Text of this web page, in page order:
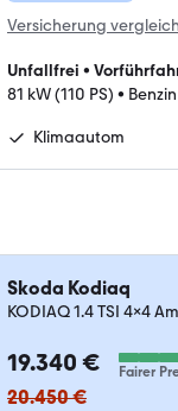
Versicherung
Unfallfrei •
81 kW (110 PS) • Benzin
Klimaautom
Skoda Kodiaq
KODIAQ 1.4 TSI 4x4
19.340 € Fairer
20.450 €